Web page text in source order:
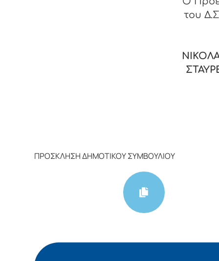
του
ΠΡΟΣΚΛΗΣΗ ΔΗΜΟΤΙΚΟΥ ΣΥΜΒΟΥΛΙΟΥ